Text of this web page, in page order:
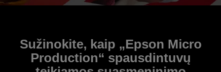
Sužinokite, kaip „Epson Micro
Production“ spausdintuvų